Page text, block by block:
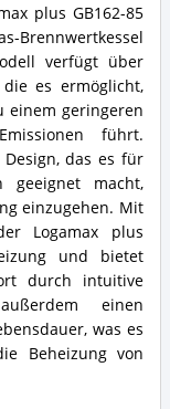
plus GB162-85
Brennwertkessel
verfügt über
es ermöglicht,
einem geringeren
führt.
das es für
geeignet macht,
einzugehen. Mit
Logamax plus
und bietet
durch intuitive
einen
was es
Beheizung von